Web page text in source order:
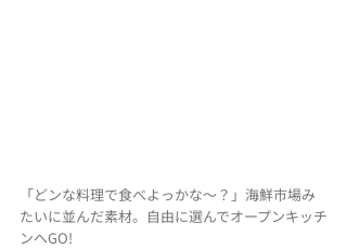
「どンな料理で食べよっかな～？」海鮮市場み
たいに並んだ素材。自由に選んでオープンキッチ
ンへGO!